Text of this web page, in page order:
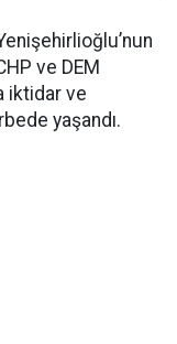
ve DEM
iktidar ve
yaşandı.